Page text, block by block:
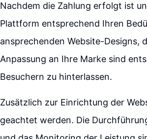
Nachdem die Zahlung erfolgt ist
Plattform entsprechend Ihren
ansprechenden Website-Designs,
Anpassung an Ihre Marke sind
Besuchern zu hinterlassen.
Zusätzlich zur Einrichtung der
geachtet werden. Die